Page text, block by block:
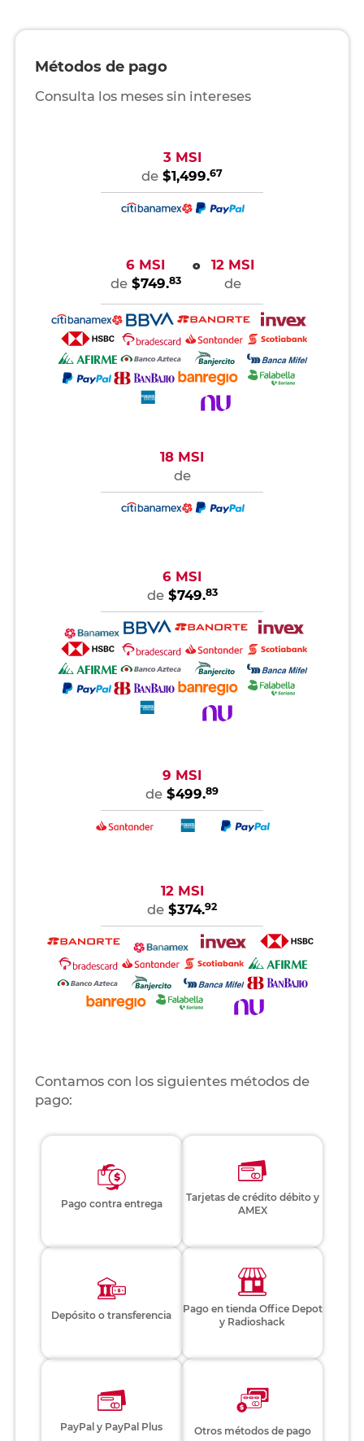
Métodos de pago
Consulta los meses sin intereses
3 MSI
de $1,499.67
6 MSI
de $749.83
o
12 MSI
de
18 MSI
de
6 MSI
de $749.83
9 MSI
de $499.89
12 MSI
de $374.92
Contamos con los siguientes métodos de
pago:
Pago contra entrega
Tarjetas de crédito débito y
AMEX
Depósito o transferencia
Pago en tienda Office Depot
y Radioshack
PayPal y PayPal Plus Otros métodos de pago